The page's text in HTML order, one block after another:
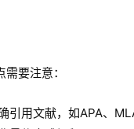
要注意：
引用文献，如APA、